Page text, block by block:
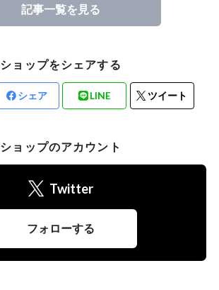
記事一覧を見る
ショップをシェアする
シェア LINE ツイート
ショップのアカウント
Twitter
フォローする